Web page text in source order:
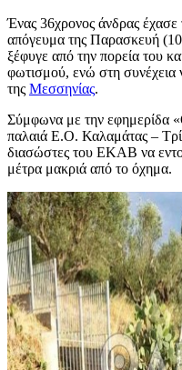
Ένας 36χρονος άνδρας
απόγευμα της Παρασκευή
ξέφυγε από την πορεία του
φωτισμού, ενώ στη συνέχεια
της Μεσσηνίας.
Σύμφωνα με την εφημερίδα
παλαιά Ε.Ο. Καλαμάτας –
διασώστες του ΕΚΑΒ να
μέτρα μακριά από το όχημα.